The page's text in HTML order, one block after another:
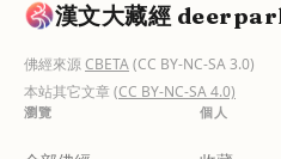
漢文大藏經
佛經來源CBETA(CC BY-NC-SA 3.0)
本站其它文章(CC BY-NC-SA 4.0)
瀏覽 個人